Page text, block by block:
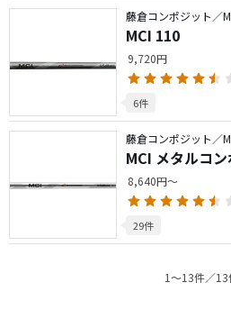
藤倉コンポジット／
MCI 110
9,720円
6件
藤倉コンポジット／
MCI メタルコ
8,640円～
29件
1〜13件／13